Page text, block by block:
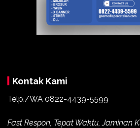
Kontak Kami
Telp./WA 0822-4439-5599
Fast Respon, Tepat Waktu, Jaminan